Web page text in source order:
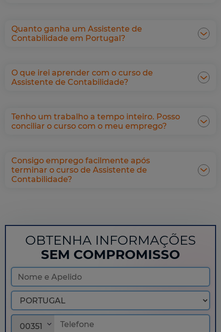
Quanto ganha um Assistente de
Contabilidade em Portugal?
O que irei aprender com o curso de
Assistente de Contabilidade?
Tenho um trabalho a tempo inteiro. Posso
conciliar o curso com o meu emprego?
Consigo emprego facilmente após
terminar o curso de Assistente de
Contabilidade?
OBTENHA INFORMAÇÕES
SEM COMPROMISSO
00351